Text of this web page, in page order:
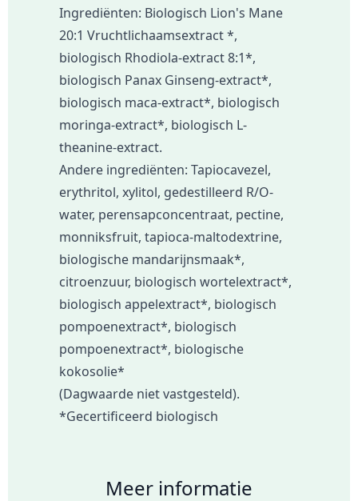
Ingrediënten: Biologisch Lion's Mane
20:1 Vruchtlichaamsextract *,
biologisch Rhodiola-extract 8:1*,
biologisch Panax Ginseng-extract*,
biologisch maca-extract*, biologisch
moringa-extract*, biologisch L-
theanine-extract.
Andere ingrediënten: Tapiocavezel,
erythritol, xylitol, gedestilleerd R/O-
water, perensapconcentraat, pectine,
monniksfruit, tapioca-maltodextrine,
biologische mandarijnsmaak*,
citroenzuur, biologisch wortelextract*,
biologisch appelextract*, biologisch
pompoenextract*, biologisch
pompoenextract*, biologische
kokosolie*
(Dagwaarde niet vastgesteld).
*Gecertificeerd biologisch
Meer informatie